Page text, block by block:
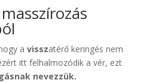
a visszatérő keringés nem
itt felhalmozódik a vér, ezt
nevezzük.